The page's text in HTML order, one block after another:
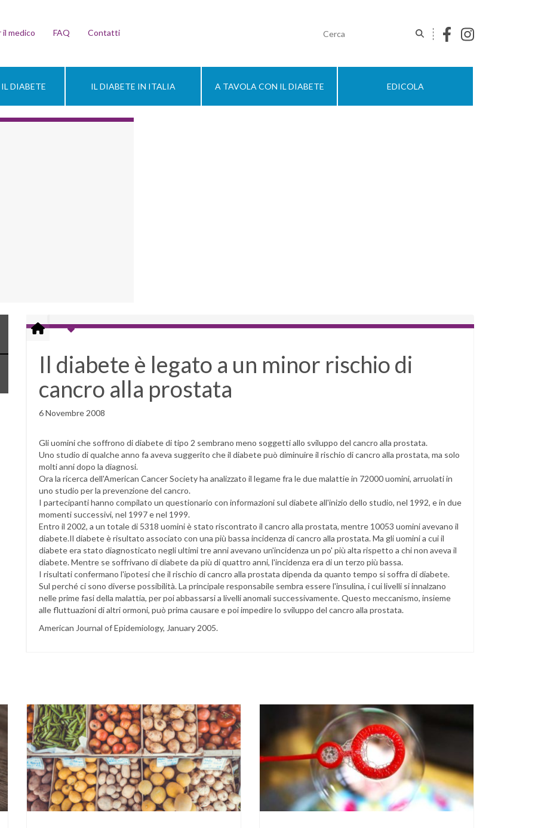
il medico FAQ Contatti
DIABETE IL DIABETE IN ITALIA A TAVOLA CON IL DIABETE EDICOLA
Il diabete è legato a un minor rischio di
cancro alla prostata
6 Novembre 2008
Gli uomini che soffrono di diabete di tipo 2 sembrano meno soggetti allo sviluppo del cancro alla prostata.
Uno studio di qualche anno fa aveva suggerito che il diabete può diminuire il rischio di cancro alla prostata, ma solo
molti anni dopo la diagnosi.
Ora la ricerca dell'American Cancer Society ha analizzato il legame fra le due malattie in 72000 uomini, arruolati in
uno studio per la prevenzione del cancro.
I partecipanti hanno compilato un questionario con informazioni sul diabete all'inizio dello studio, nel 1992, e in due
momenti successivi, nel 1997 e nel 1999.
Entro il 2002, a un totale di 5318 uomini è stato riscontrato il cancro alla prostata, mentre 10053 uomini avevano il
diabete.Il diabete è risultato associato con una più bassa incidenza di cancro alla prostata. Ma gli uomini a cui il
diabete era stato diagnosticato negli ultimi tre anni avevano un'incidenza un po' più alta rispetto a chi non aveva il
diabete. Mentre se soffrivano di diabete da più di quattro anni, l'incidenza era di un terzo più bassa.
I risultati confermano l'ipotesi che il rischio di cancro alla prostata dipenda da quanto tempo si soffra di diabete.
Sul perché ci sono diverse possibilità. La principale responsabile sembra essere l'insulina, i cui livelli si innalzano
nelle prime fasi della malattia, per poi abbassarsi a livelli anomali successivamente. Questo meccanismo, insieme
alle fluttuazioni di altri ormoni, può prima causare e poi impedire lo sviluppo del cancro alla prostata.
American Journal of Epidemiology, January 2005.